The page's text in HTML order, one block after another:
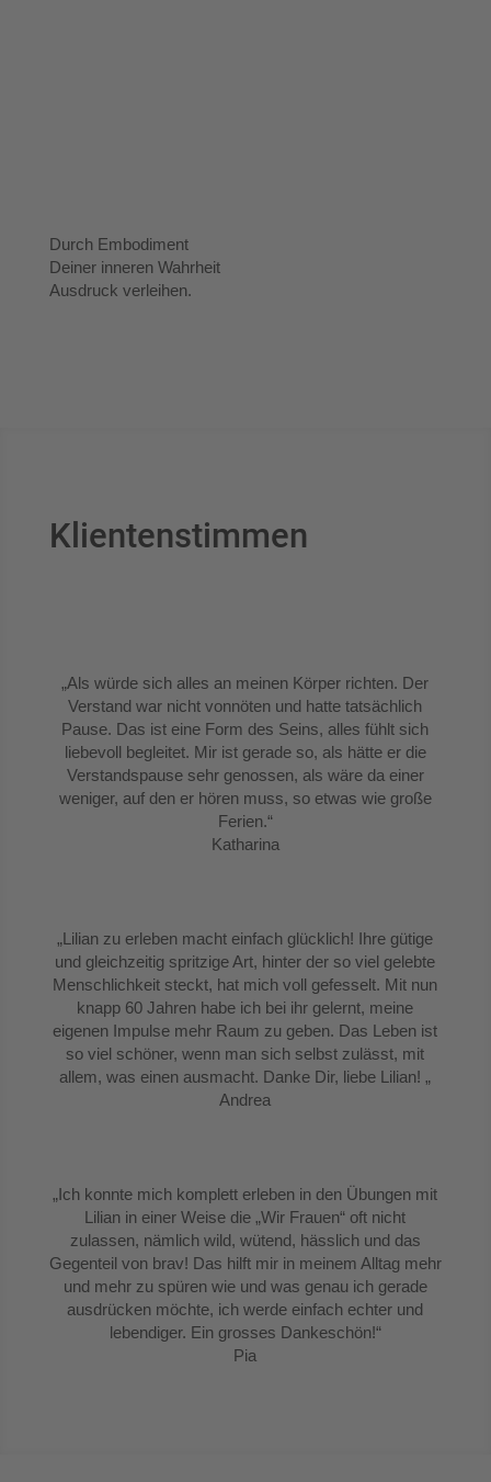
Durch Embodiment
Deiner inneren Wahrheit
Ausdruck verleihen.
Klientenstimmen
„Als würde sich alles an meinen Körper richten. Der
Verstand war nicht vonnöten und hatte tatsächlich
Pause. Das ist eine Form des Seins, alles fühlt sich
liebevoll begleitet. Mir ist gerade so, als hätte er die
Verstandspause sehr genossen, als wäre da einer
weniger, auf den er hören muss, so etwas wie große
Ferien.“
Katharina
„Lilian zu erleben macht einfach glücklich! Ihre gütige
und gleichzeitig spritzige Art, hinter der so viel gelebte
Menschlichkeit steckt, hat mich voll gefesselt. Mit nun
knapp 60 Jahren habe ich bei ihr gelernt, meine
eigenen Impulse mehr Raum zu geben. Das Leben ist
so viel schöner, wenn man sich selbst zulässt, mit
allem, was einen ausmacht. Danke Dir, liebe Lilian!„
Andrea
„Ich konnte mich komplett erleben in den Übungen mit
Lilian in einer Weise die „Wir Frauen“ oft nicht
zulassen, nämlich wild, wütend, hässlich und das
Gegenteil von brav! Das hilft mir in meinem Alltag mehr
und mehr zu spüren wie und was genau ich gerade
ausdrücken möchte, ich werde einfach echter und
lebendiger. Ein grosses Dankeschön!“
Pia